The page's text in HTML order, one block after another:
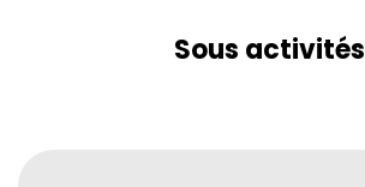
Sous activités